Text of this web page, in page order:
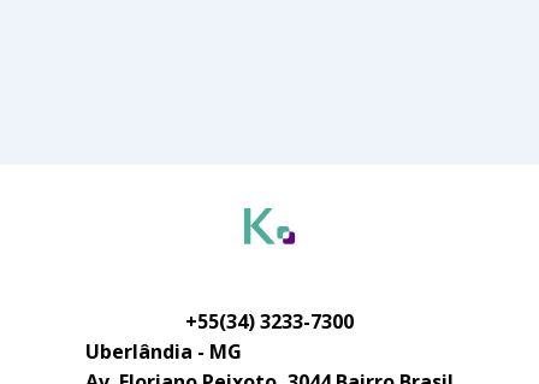
+55(34) 3233-7300
Uberlândia - MG